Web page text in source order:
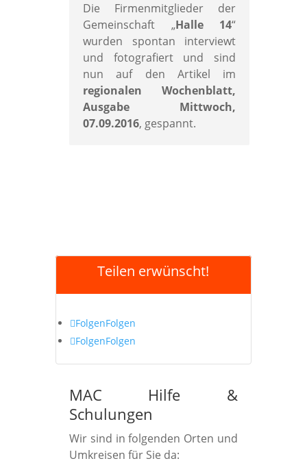
Die Firmenmitglieder der
Gemeinschaft „Halle 14“
wurden spontan interviewt
und fotografiert und sind
nun auf den Artikel im
regionalen Wochenblatt,
Ausgabe Mittwoch,
07.09.2016, gespannt.
Teilen erwünscht!
FolgenFolgen
FolgenFolgen
MAC Hilfe &
Schulungen
Wir sind in folgenden Orten und
Umkreisen für Sie da: